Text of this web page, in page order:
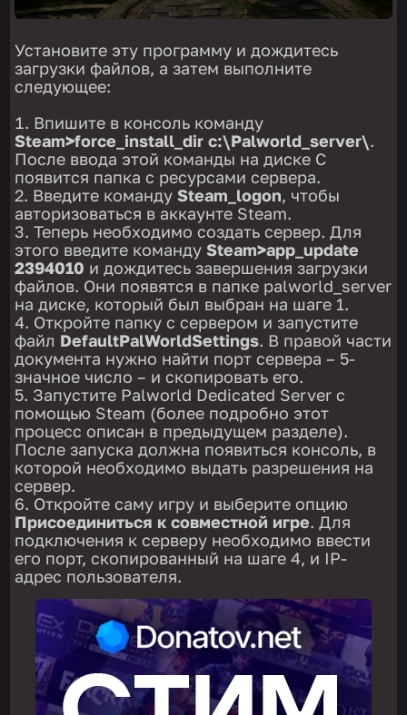
Установите эту программу и дождитесь
загрузки файлов, а затем выполните
следующее:
Впишите в консоль команду
Steam>force_install_dir c:\Palworld_server\.
После ввода этой команды на диске C
появится папка с ресурсами сервера.
Введите команду Steam_logon, чтобы
авторизоваться в аккаунте Steam.
Теперь необходимо создать сервер. Для
этого введите команду Steam>app_update
2394010 и дождитесь завершения загрузки
файлов. Они появятся в папке palworld_server
на диске, который был выбран на шаге 1.
Откройте папку с сервером и запустите
файл DefaultPalWorldSettings. В правой части
документа нужно найти порт сервера – 5-
значное число – и скопировать его.
Запустите Palworld Dedicated Server с
помощью Steam (более подробно этот
процесс описан в предыдущем разделе).
После запуска должна появиться консоль, в
которой необходимо выдать разрешения на
сервер.
Откройте саму игру и выберите опцию
Присоединиться к совместной игре. Для
подключения к серверу необходимо ввести
его порт, скопированный на шаге 4, и IP-
адрес пользователя.